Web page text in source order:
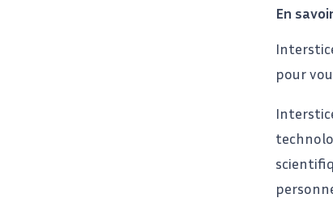
En
pour